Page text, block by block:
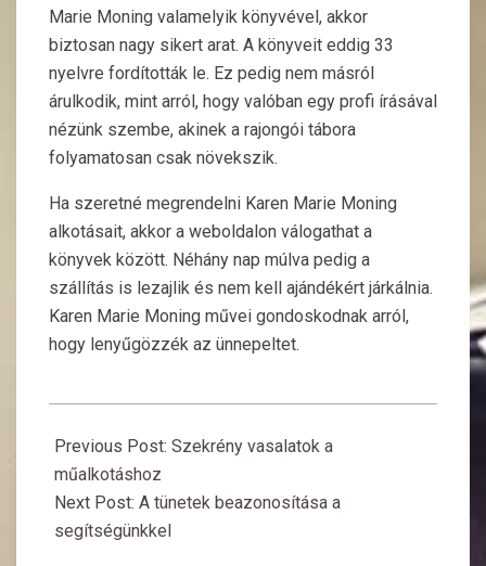
Marie Moning valamelyik könyvével, akkor
biztosan nagy sikert arat. A könyveit eddig 33
nyelvre fordították le. Ez pedig nem másról
árulkodik, mint arról, hogy valóban egy profi írásával
nézünk szembe, akinek a rajongói tábora
folyamatosan csak növekszik.
Ha szeretné megrendelni Karen Marie Moning
alkotásait, akkor a weboldalon válogathat a
könyvek között. Néhány nap múlva pedig a
szállítás is lezajlik és nem kell ajándékért járkálnia.
Karen Marie Moning művei gondoskodnak arról,
hogy lenyűgözzék az ünnepeltet.
03-
30
Previous Post: Szekrény vasalatok a
műalkotáshoz
Next Post: A tünetek beazonosítása a
segítségünkkel